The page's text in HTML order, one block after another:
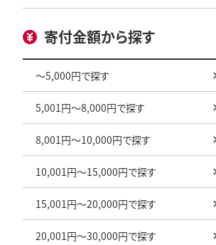
寄付金額から探す
～5,000円で探す
5,001円～8,000円で探す
8,001円～10,000円で探す
10,001円～15,000円で探す
15,001円～20,000円で探す
20,001円～30,000円で探す